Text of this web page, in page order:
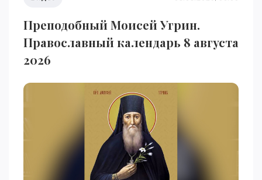
Преподобный Моисей Угрин.
Православный календарь 8 августа
2026